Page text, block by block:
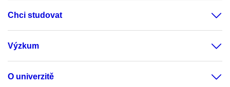
Chci studovat
Výzkum
O univerzitě